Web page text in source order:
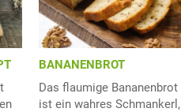
BANANENBROT
Das flaumige Bananenbrot
ist ein wahres Schmankerl,